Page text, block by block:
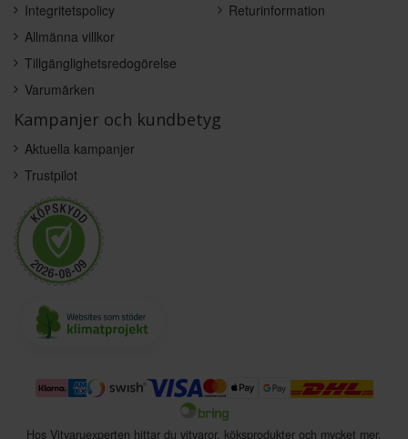
Integritetspolicy
Allmänna villkor
Tillgänglighetsredogörelse
Varumärken
Returinformation
Kampanjer och kundbetyg
Aktuella kampanjer
Trustpilot
Hos Vitvaruexperten hittar du vitvaror, köksprodukter och mycket mer.